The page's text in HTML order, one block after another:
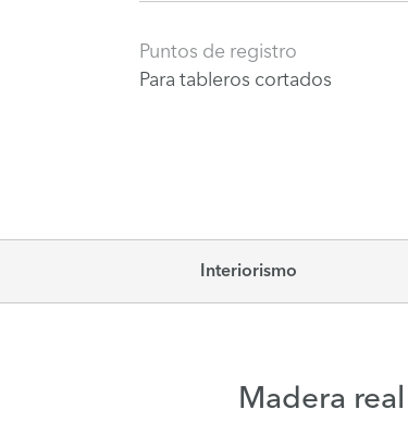
Puntos de registro
Para tableros cortados
Interiorismo
Madera